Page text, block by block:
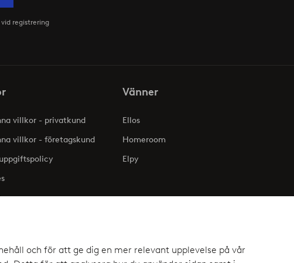
och för att ge dig en mer relevant upplevelse på vår
registrering
villkor - privatkund
villkor - företagskund
Vänner
Ellos
Homeroom
Elpy